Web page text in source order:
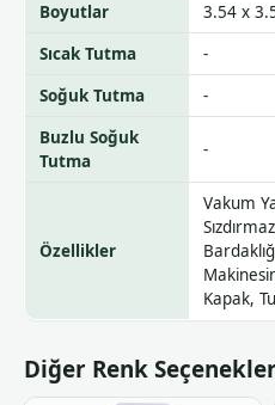
Boyutlar
3.54 x
Sıcak Tutma
-
Soğuk Tutma
-
Buzlu Soğuk
Tutma
-
Özellikler
Vakum
Kapak,
Diğer Renk